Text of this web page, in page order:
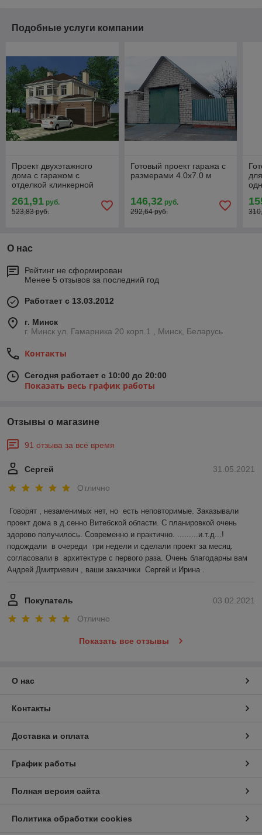
Подобные услуги компании
Проект двухэтажного
дома с гаражом с
отделкой клинкерной
261,91 руб.
523,83 руб.
Готовый проект гаража с
размерами 4.0х7.0 м
146,32руб.
292,64 руб.
О нас
Рейтинг не сформирован
Менее 5 отзывов за последний год
Работает с 13.03.2012
г. Минск
г. Минск ул. Гамарника 20 корп.1 , Минск, Беларусь
Контакты
Сегодня работает с 10:00 до 20:00
Показать весь график работы
Отзывы о магазине
91 отзыва за всё время
31.05.2021
Сергей
Отлично
Говорят , незаменимых нет, но  есть неповторимые. Заказывали
проект дома в д.сенно Витебской области. С планировкой очень
здорово получилось. Современно и практично. .........и.т.д...!
подождали  в очереди  три недели и сделали проект за месяц.
согласовали в  архитектуре с первого раза. Очень благодарны вам
Андрей Дмитриевич , ваши заказчики  Сергей и Ирина .
03.02.2021
Покупатель
Отлично
Показать все отзывы
О нас
Контакты
Доставка и оплата
График работы
Полная версия сайта
Политика обработки cookies